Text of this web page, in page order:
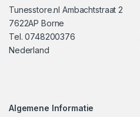
Tunesstore.nl Ambachtstraat 2
7622AP Borne
Tel. 0748200376
Nederland
Algemene Informatie